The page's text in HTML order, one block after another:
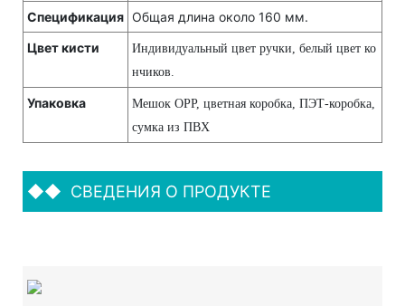
Спецификация Общая длина около 160 мм.
Цвет кисти
Индивидуальный цвет ручки, белый цвет ко
нчиков.
Упаковка
Мешок OPP, цветная коробка, ПЭТ-коробка,
сумка из ПВХ
◆◆ СВЕДЕНИЯ О ПРОДУКТЕ